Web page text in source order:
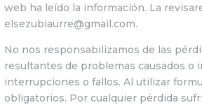
web ha leído la información. La
elsezubiaurre@gmail.com.
No nos responsabilizamos de las
resultantes de problemas causados o
interrupciones o fallos. Al utilizar
obligatorios. Por cualquier pérdida